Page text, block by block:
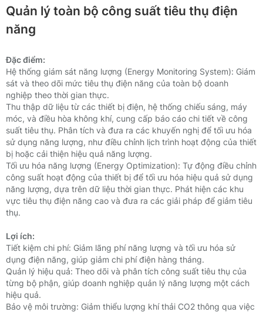
Quản lý toàn bộ công suất tiêu thụ điện
năng
Đặc điểm:
Hệ thống giám sát năng lượng (Energy Monitoring System): Giám
sát và theo dõi mức tiêu thụ điện năng của toàn bộ doanh
nghiệp theo thời gian thực.
Thu thập dữ liệu từ các thiết bị điện, hệ thống chiếu sáng, máy
móc, và điều hòa không khí, cung cấp báo cáo chi tiết về công
suất tiêu thụ. Phân tích và đưa ra các khuyến nghị để tối ưu hóa
sử dụng năng lượng, như điều chỉnh lịch trình hoạt động của thiết
bị hoặc cải thiện hiệu quả năng lượng.
Tối ưu hóa năng lượng (Energy Optimization): Tự động điều chỉnh
công suất hoạt động của thiết bị để tối ưu hóa hiệu quả sử dụng
năng lượng, dựa trên dữ liệu thời gian thực. Phát hiện các khu
vực tiêu thụ điện năng cao và đưa ra các giải pháp để giảm tiêu
thụ.
Lợi ích:
Tiết kiệm chi phí: Giảm lãng phí năng lượng và tối ưu hóa sử
dụng điện năng, giúp giảm chi phí điện hàng tháng.
Quản lý hiệu quả: Theo dõi và phân tích công suất tiêu thụ của
từng bộ phận, giúp doanh nghiệp quản lý năng lượng một cách
hiệu quả.
Bảo vệ môi trường: Giảm thiểu lượng khí thải CO2 thông qua việc